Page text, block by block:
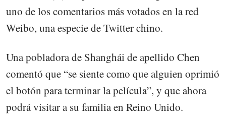
uno de los comentarios más votados en la red
Weibo, una especie de Twitter chino.
Una pobladora de Shanghái de apellido Chen
comentó que “se siente como que alguien oprimió
el botón para terminar la película”, y que ahora
podrá visitar a su familia en Reino Unido.